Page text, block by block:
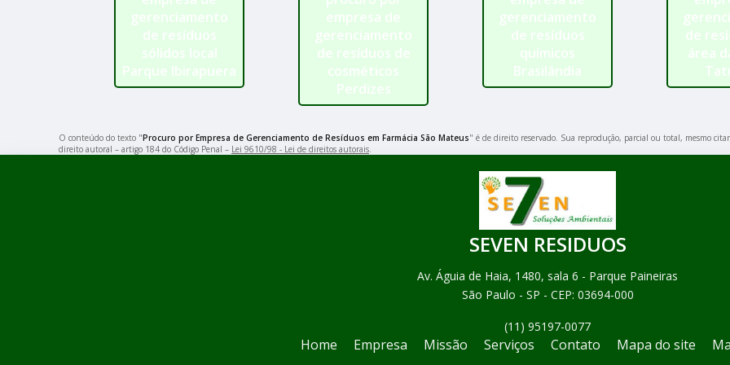
gerenciamento
de resíduos
sólidos local
Parque Ibirapuera
empresa de
gerenciamento
de resíduos de
cosméticos
Perdizes
gerenciamento
de resíduos
químicos
Brasilândia
de
área
O conteúdo do texto "Procuro por Empresa de Gerenciamento de Resíduos em Farmácia São Mateus" é de direito reservado. Sua reprodução, parcial ou total, mesmo
direito autoral – artigo 184 do Código Penal – Lei 9610/98 - Lei de direitos autorais.
SEVEN RESIDUOS
Av. Águia de Haia, 1480, sala 6 - Parque Paineiras
São Paulo - SP - CEP: 03694-000
(11) 95197-0077
Home Empresa Missão Serviços Contato Mapa do site